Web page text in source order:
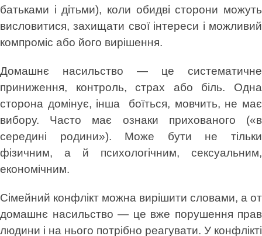
батьками і дітьми), коли обидві сторони можуть
висловитися, захищати свої інтереси і можливий
компроміс або його вирішення.
Домашнє насильство — це систематичне
приниження, контроль, страх або біль. Одна
сторона домінує, інша боїться, мовчить, не має
вибору. Часто має ознаки прихованого («в
середині родини»). Може бути не тільки
фізичним, а й психологічним, сексуальним,
економічним.
Сімейний конфлікт можна вирішити словами, а от
домашнє насильство — це вже порушення прав
людини і на нього потрібно реагувати. У конфлікті